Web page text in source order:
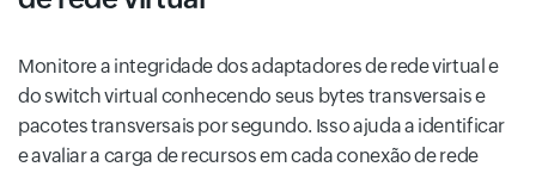
Monitore a integridade dos adaptadores de rede virtual e
do switch virtual conhecendo seus bytes transversais e
pacotes transversais por segundo. Isso ajuda a identificar
e avaliar a carga de recursos em cada conexão de rede